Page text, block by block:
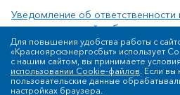
Уведомление об ответственности
интеллектуальной собственности
Политика ПАО
обработки персональных данных
Для повышения удобства работы с
«Красноярскэнергосбыт» использует
с нашим сайтом, вы принимаете условия
использовании Cookie-файлов. Если вы
пользовательские данные
настройках браузера.